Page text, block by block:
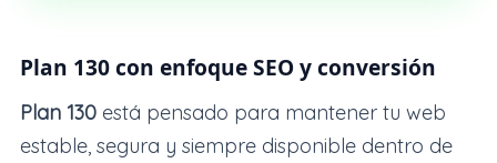
Plan 130 con enfoque SEO y conversión
Plan 130está pensado para mantener tu web
estable, segura y siempre disponible dentro de